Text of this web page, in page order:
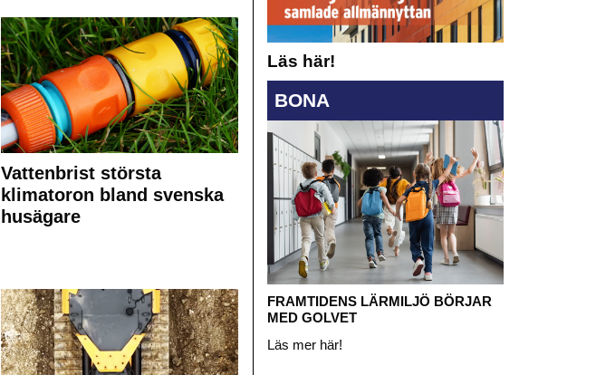
Vattenbrist största
klimatoron bland svenska
husägare
Läs här!
BONA
FRAMTIDENS LÄRMILJÖ BÖRJAR
MED GOLVET
Läs mer här!